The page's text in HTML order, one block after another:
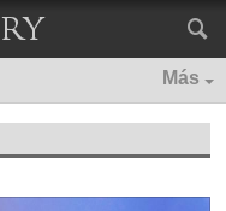
Más